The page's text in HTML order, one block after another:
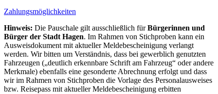
Zahlungsmöglichkeiten
Hinweis: Die Pauschale gilt ausschließlich fürBürgerinnen und
Bürger der Stadt Hagen. Im Rahmen von Stichproben kann ein
Ausweisdokument mit aktueller Meldebescheinigung verlangt
werden. Wir bitten um Verständnis, dass bei gewerblich genutzten
Fahrzeugen („deutlich erkennbare Schrift am Fahrzeug“ oder andere
Merkmale) ebenfalls eine gesonderte Abrechnung erfolgt und dass
wir im Rahmen von Stichproben die Vorlage des Personalausweises
bzw. Reisepass mit aktueller Meldebescheinigung erbitten